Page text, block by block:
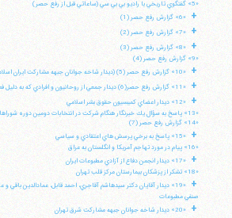
«5» گفتگوي تاريخي با راديو بي بي سي (ساعاتي قبل از رفع حصر)
+ «6» گزارش رفع حصر (1)
+ «7» گزارش رفع حصر (2)
+
«8» گزارش رفع حصر (3)
«9» گزارش رفع حصر (4)
+ «10» گزارش رفع حصر (5) (ديدار شاخه جوانان جبهه مشاركت ايران اسلامي)
+ «11» گزارش رفع حصر(6) ديدار جمعي از روحانيون و افرادي كه به دليل فعاليتهاي سياسي زنداني شده بودند.
+
«12» ديدار اعضاي كميسيون حقوق بشر اسلامي
«13» پاسخ به سؤال يك خبرنگار هنگام شركت در انتخابات دومين دوره شوراهاياسلامي شهر و روستا
«14» گزارش رفع حصر (7)
+
«15» پاسخ به برخي پرسش هاي اعتقادي و سياسي
«16» پيام در مورد تهاجم آمريكا و انگلستان به عراق
+
«17» ديدار انجمن دفاع از آزادي مطبوعات ايران
«18» تشكر از پزشكان بيمارستان مركز قلب تهران
+
«19» ديدار آقايان دكتر سيدهاشم آقاجري، احمد قابل، عمادالدين
صنفي مطبوعات
+ «20» ديدار شاخه جوانان جبهه مشاركت شرق تهران